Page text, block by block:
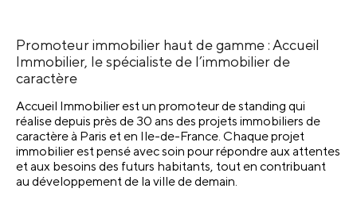
Promoteur immobilier haut de gamme : Accueil
Immobilier, le spécialiste de l’immobilier de
caractère
Accueil Immobilier est un promoteur de standing qui
réalise depuis près de 30 ans des projets immobiliers de
caractère à Paris et en Ile-de-France. Chaque projet
immobilier est pensé avec soin pour répondre aux attentes
et aux besoins des futurs habitants, tout en contribuant
au développement de la ville de demain.